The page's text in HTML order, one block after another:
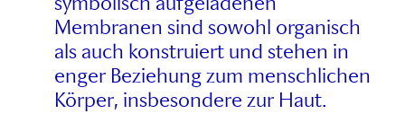
Membranen sind sowohl organisch
als auch konstruiert und stehen in
enger Beziehung zum menschlichen
Körper, insbesondere zur Haut.